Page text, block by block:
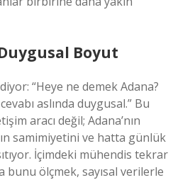
Boyut
“Heye ne demek Adana?
aslında duygusal.” Bu
aracı değil; Adana’nın
samimiyetini ve hatta günlük
İçimdeki mühendis tekrar
bunu ölçmek, sayısal verilerle